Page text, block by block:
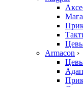
Armacon ›